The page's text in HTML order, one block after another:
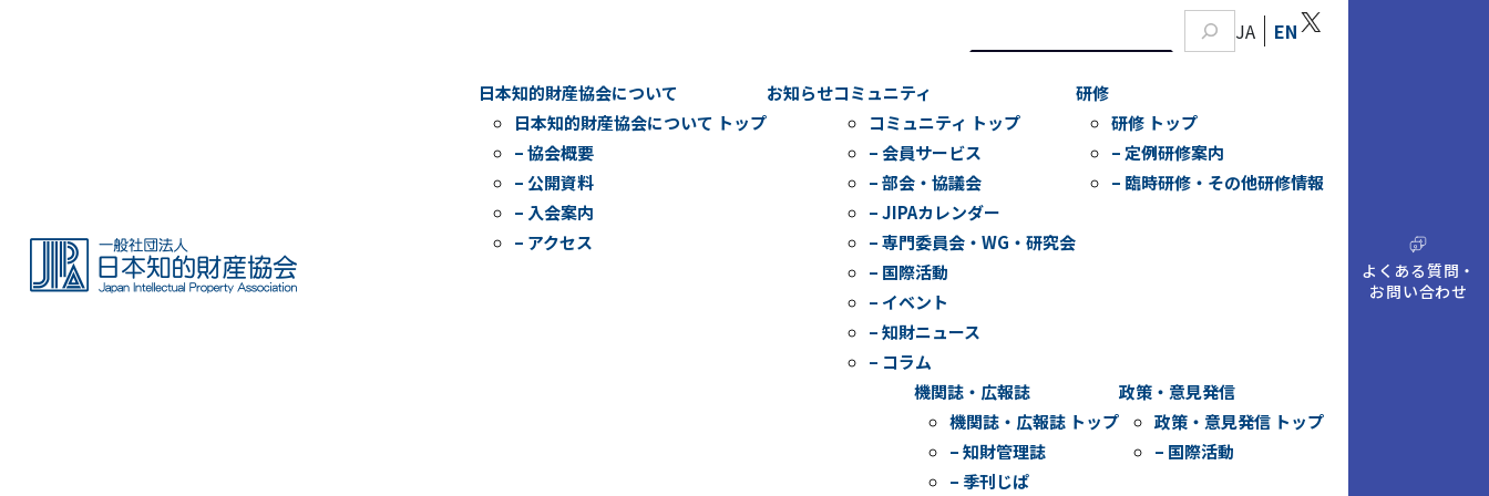
索
JA ENX
日本知的財産協会について
日本知的財産協会について トップ
– 協会概要
– 公開資料
– 入会案内
– アクセス
お知らせコミュニティ
コミュニティ トップ
– 会員サービス
– 部会・協議会
– JIPAカレンダー
– 専門委員会・WG・研究会
– 国際活動
– イベント
– 知財ニュース
– コラム
研修
研修 トップ
– 定例研修案内
– 臨時研修・その他研修情報
機関誌・広報誌
機関誌・広報誌 トップ
– 知財管理誌
– 季刊じぱ
政策・意見発信
政策・意見発信 トップ
– 国際活動
A
Q
よくある質問・
お問い合わせ